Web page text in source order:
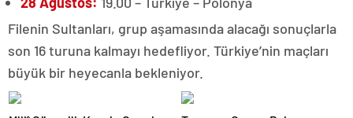
Filenin Sultanları, grup aşamasında alacağı sonuçlarla
son 16 turuna kalmayı hedefliyor. Türkiye’nin maçları
büyük bir heyecanla bekleniyor.